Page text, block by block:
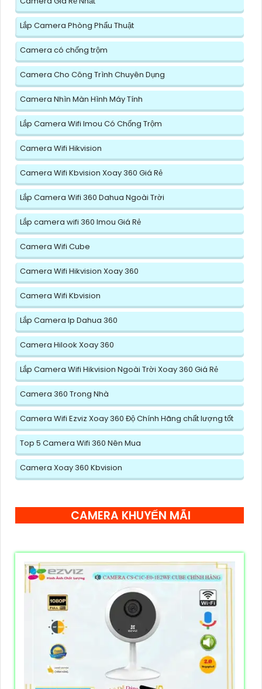
Lắp Camera Phòng Phẩu Thuật
Camera có chống trộm
Camera Cho Công Trình Chuyên Dụng
Camera Nhìn Màn Hình Máy Tính
Lắp Camera Wifi Imou Có Chống Trộm
Camera Wifi Hikvision
Camera Wifi Kbvision Xoay 360 Giá Rẻ
Lắp Camera Wifi 360 Dahua Ngoài Trời
Lắp camera wifi 360 Imou Giá Rẻ
Camera Wifi Cube
Camera Wifi Hikvision Xoay 360
Camera Wifi Kbvision
Lắp Camera Ip Dahua 360
Camera Hilook Xoay 360
Lắp Camera Wifi Hikvision Ngoài Trời Xoay 360 Giá Rẻ
Camera 360 Trong Nhà
Camera Wifi Ezviz Xoay 360 Độ Chính Hãng chất lượng tốt
Top 5 Camera Wifi 360 Nên Mua
Camera Xoay 360 Kbvision
CAMERA KHUYẾN MÃI